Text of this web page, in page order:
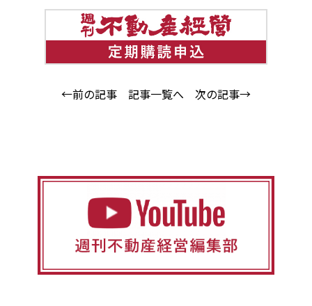
←前の記事 記事一覧へ 次の記事→